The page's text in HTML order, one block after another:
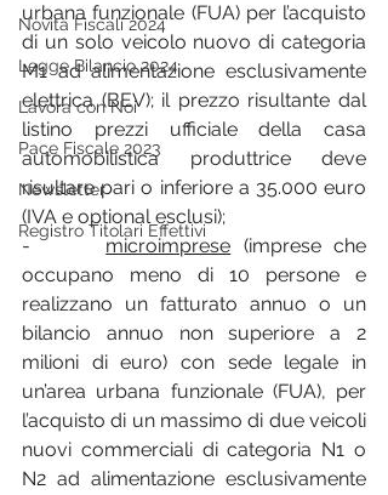
Novità Fiscali 2024
Legge Bilancio 2024
Lavora con Noi
Pace Fiscale 2023
Newsletter
Registro Titolari Effettivi
urbana funzionale (FUA) per l’acquisto
di un solo veicolo nuovo di categoria
M1 ad alimentazione esclusivamente
elettrica (BEV); il prezzo risultante dal
listino prezzi ufficiale della casa
automobilistica produttrice deve
risultare pari o inferiore a 35.000 euro
(IVA e optional esclusi);
- microimprese (imprese che
occupano meno di 10 persone e
realizzano un fatturato annuo o un
bilancio annuo non superiore a 2
milioni di euro) con sede legale in
un’area urbana funzionale (FUA), per
l’acquisto di un massimo di due veicoli
nuovi commerciali di categoria N1 o
N2 ad alimentazione esclusivamente